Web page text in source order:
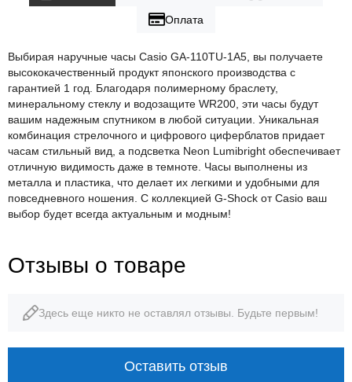
Оплата
Выбирая наручные часы Casio GA-110TU-1A5, вы получаете
высококачественный продукт японского производства с
гарантией 1 год. Благодаря полимерному браслету,
минеральному стеклу и водозащите WR200, эти часы будут
вашим надежным спутником в любой ситуации. Уникальная
комбинация стрелочного и цифрового циферблатов придает
часам стильный вид, а подсветка Neon Lumibright обеспечивает
отличную видимость даже в темноте. Часы выполнены из
металла и пластика, что делает их легкими и удобными для
повседневного ношения. С коллекцией G-Shock от Casio ваш
выбор будет всегда актуальным и модным!
Отзывы о товаре
Здесь еще никто не оставлял отзывы. Будьте первым!
Оставить отзыв